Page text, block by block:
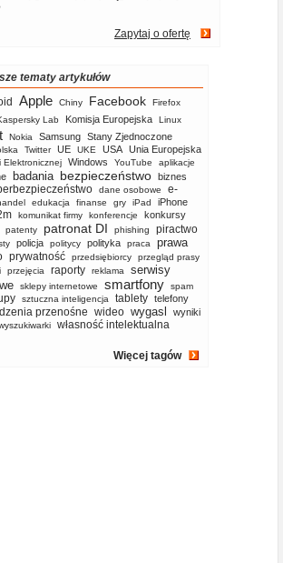
Zapytaj o ofertę
tematy artykułów
Apple Chiny Facebook Firefox
Lab Komisja Europejska Linux
Nokia Samsung Stany Zjednoczone
Twitter UE UKE USA Unia Europejska
Elektronicznej Windows YouTube aplikacje
badania bezpieczeństwo biznes
dane osobowe
e-
edukacja finanse gry iPad iPhone
komunikat firmy konferencje konkursy
patenty patronat DI phishing piractwo
policja politycy polityka praca
prawa
prywatność przedsiębiorcy
przegląd prasy
przejęcia raporty reklama
serwisy
sklepy internetowe smartfony
spam
sztuczna inteligencja tablety telefony
przenośne wideo wygasl
wyniki
własność intelektualna
Więcej tagów